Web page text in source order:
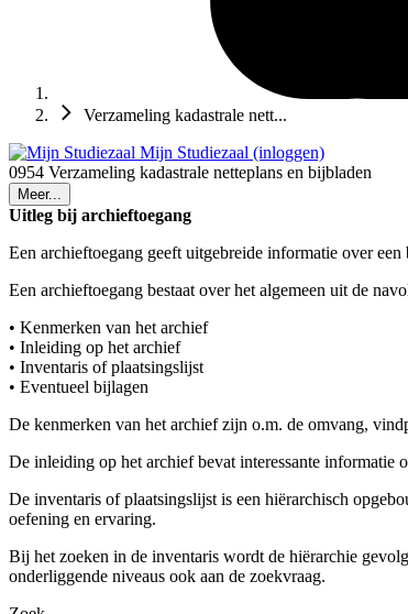
Verzameling kadastrale nett...
Mijn Studiezaal (inloggen)
0954 Verzameling kadastrale netteplans en bijbladen
Meer...
Uitleg bij archieftoegang
Een archieftoegang geeft uitgebreide informatie over een
Een archieftoegang bestaat over het algemeen uit de
• Kenmerken van het archief
• Inleiding op het archief
• Inventaris of plaatsingslijst
• Eventueel bijlagen
De kenmerken van het archief zijn o.m. de omvang,
De inleiding op het archief bevat interessante informatie
De inventaris of plaatsingslijst is een hiërarchisch
oefening en ervaring.
Bij het zoeken in de inventaris wordt de hiërarchie
onderliggende niveaus ook aan de zoekvraag.